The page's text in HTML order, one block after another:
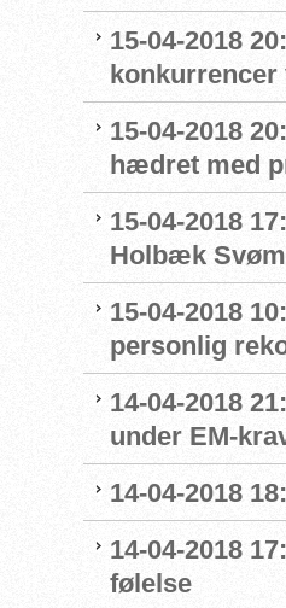
15-04-2018
konkurrencer
15-04-2018
hædret med
15-04-2018
Holbæk
15-04-2018
personlig
14-04-2018
under EM-
14-04-2018
14-04-2018
følelse